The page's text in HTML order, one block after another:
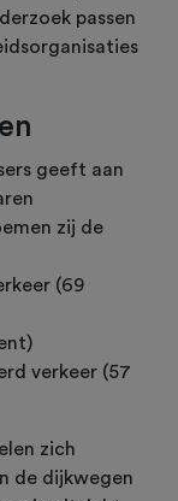
passen
geeft aan
zij de
(69
verkeer (57
zich
de dijkwegen